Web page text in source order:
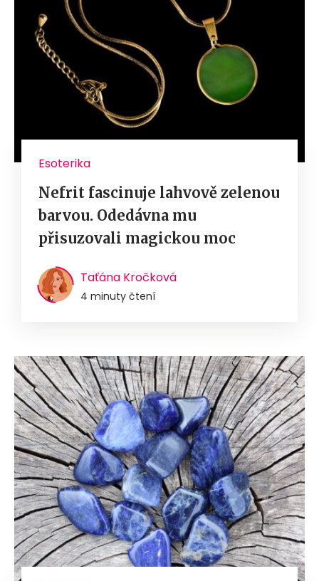
Esoterika
Nefrit fascinuje lahvově zelenou
barvou. Odedávna mu
přisuzovali magickou moc
Taťána Kročková
4 minuty čtení